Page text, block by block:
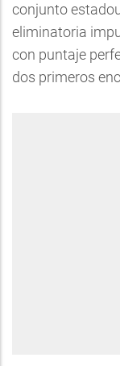
conjunto
eliminatoria
con puntaje
dos primeros